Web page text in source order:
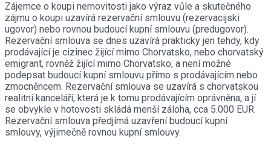
Zájemce o koupi nemovitosti jako výraz vůle a skutečného
zájmu o koupi uzavírá rezervační smlouvu (rezervacijski
ugovor) nebo rovnou budoucí kupní smlouvu (predugovor).
Rezervační smlouva se dnes uzavírá prakticky jen tehdy, kdy
prodávající je cizinec žijící mimo Chorvatsko, nebo chorvatský
emigrant, rovněž žijící mimo Chorvatsko, a není možné
podepsat budoucí kupní smlouvu přímo s prodávajícím nebo
zmocněncem. Rezervační smlouva se uzavírá s chorvatskou
realitní kanceláří, která je k tomu prodávajícím oprávněna, a jí
se obvykle v hotovosti skládá menší záloha, cca 5.000 EUR.
Rezervační smlouva předjímá uzavření budoucí kupní
smlouvy, výjimečně rovnou kupní smlouvy.